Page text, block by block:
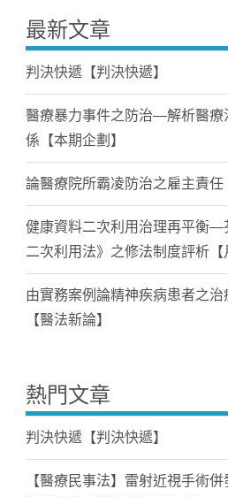
最新文章
判決快遞【判決快遞】
醫療暴力事件之防治—解析醫療
係【本期企劃】
論醫療院所霸凌防治之雇主責任
健康資料二次利用治理再平衡—
二次利用法》之修法制度評析【
由實務案例論精神疾病患者之
【醫法新論】
熱門文章
判決快遞【判決快遞】
【醫療民事法】雷射近視手術